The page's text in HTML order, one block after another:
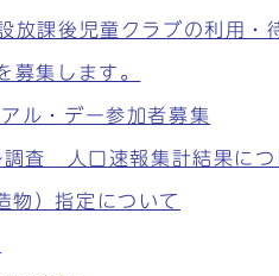
放課後児童クラブの利用・
募集します。
ル・デー参加者募集
査 人口速報集計結果につ
物）指定について